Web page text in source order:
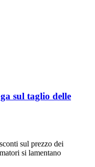
sul taglio delle
sul prezzo dei
si lamentano